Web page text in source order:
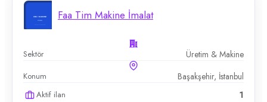
Faa Tim Makine İmalat
Sektör Üretim & Makine
Konum Başakşehir, İstanbul
Aktif ilan 1